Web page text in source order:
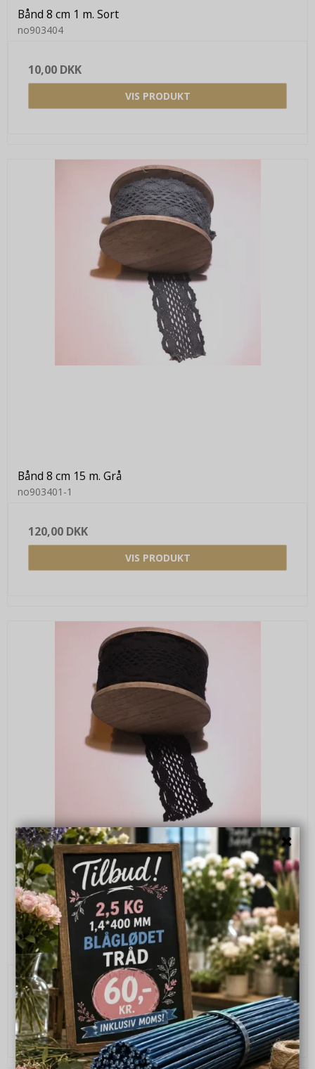
Bånd 8 cm 1 m. Sort
no903404
10,00 DKK
VIS PRODUKT
Bånd 8 cm 15 m. Grå
no903401-1
120,00 DKK
VIS PRODUKT
Bånd 8 cm 15 m. Sort
no903404-1
120,00 DKK
VIS PRODUKT